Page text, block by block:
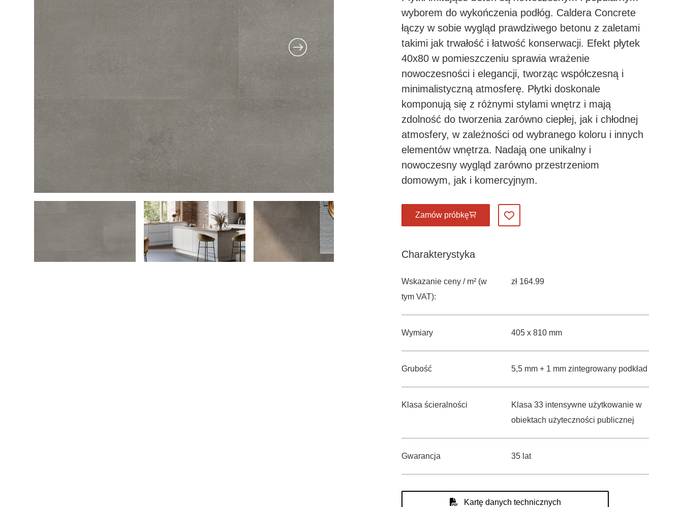
wyborem do wykończenia podłóg. Caldera Concrete
łączy w sobie wygląd prawdziwego betonu z zaletami
takimi jak trwałość i łatwość konserwacji. Efekt płytek
40x80 w pomieszczeniu sprawia wrażenie
nowoczesności i elegancji, tworząc współczesną i
minimalistyczną atmosferę. Płytki doskonale
komponują się z różnymi stylami wnętrz i mają
zdolność do tworzenia zarówno ciepłej, jak i chłodnej
atmosfery, w zależności od wybranego koloru i innych
elementów wnętrza. Nadają one unikalny i
nowoczesny wygląd zarówno przestrzeniom
domowym, jak i komercyjnym.
Zamów próbkę Dodaj do ulubionych
Charakterystyka
Wskazanie ceny / m² (w
tym VAT):
zł 164.99
Wymiary 405 x 810 mm
Grubość 5,5 mm + 1 mm zintegrowany podkład
Klasa ścieralności
Klasa 33 intensywne użytkowanie w
obiektach użyteczności publicznej
Gwarancja 35 lat
Kartę danych technicznych